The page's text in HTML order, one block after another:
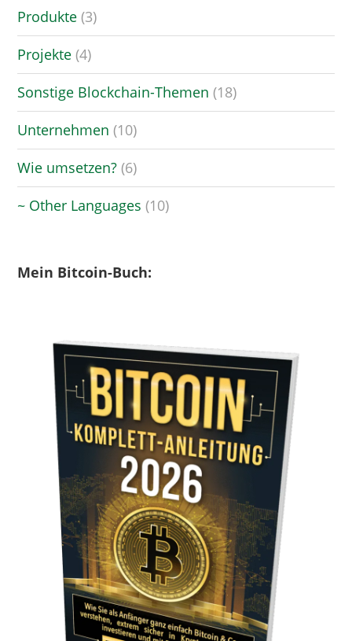
Produkte (3)
Projekte (4)
Sonstige Blockchain-Themen (18)
Unternehmen (10)
Wie umsetzen? (6)
~ Other Languages (10)
Mein Bitcoin-Buch: